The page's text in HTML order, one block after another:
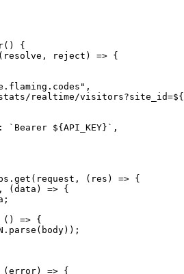
=> {
array of tuples
count threshold
direclty used),
that results in
color=white`
that tells
image w/
is just the string